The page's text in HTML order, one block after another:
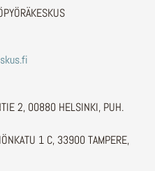
2, 00880 HELSINKI, PUH.
1 C, 33900 TAMPERE,